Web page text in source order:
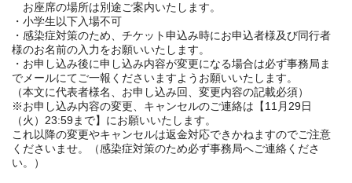
お座席の場所は別途ご案内いたします。
・小学生以下入場不可
・感染症対策のため、チケット申込み時にお申込者様及び同行者
様のお名前の入力をお願いいたします。
・お申し込み後に申し込み内容が変更になる場合は必ず事務局ま
でメールにてご一報くださいますようお願いいたします。
（本文に代表者様名、お申し込み回、変更内容の記載必須）
※お申し込み内容の変更、キャンセルのご連絡は【11月29日
（火）23:59まで】にお願いいたします。
これ以降の変更やキャンセルは返金対応できかねますのでご注意
くださいませ。（感染症対策のため必ず事務局へご連絡くださ
い。）